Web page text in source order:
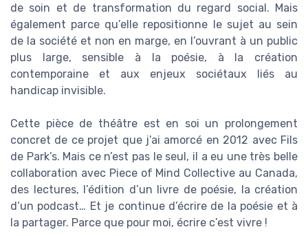
de soin et de transformation du regard social. Mais
également parce qu’elle repositionne le sujet au sein
de la société et non en marge, en l’ouvrant à un public
plus large, sensible à la poésie, à la création
contemporaine et aux enjeux sociétaux liés au
handicap invisible.
Cette pièce de théâtre est en soi un prolongement
concret de ce projet que j’ai amorcé en 2012 avec Fils
de Park’s. Mais ce n’est pas le seul, il a eu une très belle
collaboration avec Piece of Mind Collective au Canada,
des lectures, l’édition d’un livre de poésie, la création
d’un podcast… Et je continue d’écrire de la poésie et à
la partager. Parce que pour moi, écrire c’est vivre !